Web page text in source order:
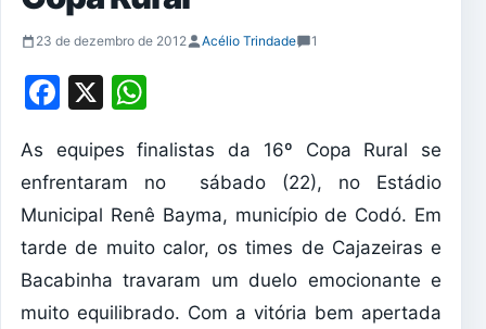
23 de dezembro de 2012 Acélio Trindade 1
Facebook
X
As equipes finalistas da 16º Copa Rural se
enfrentaram no sábado (22), no Estádio
Municipal Renê Bayma, município de Codó. Em
tarde de muito calor, os times de Cajazeiras e
Bacabinha travaram um duelo emocionante e
muito equilibrado. Com a vitória bem apertada